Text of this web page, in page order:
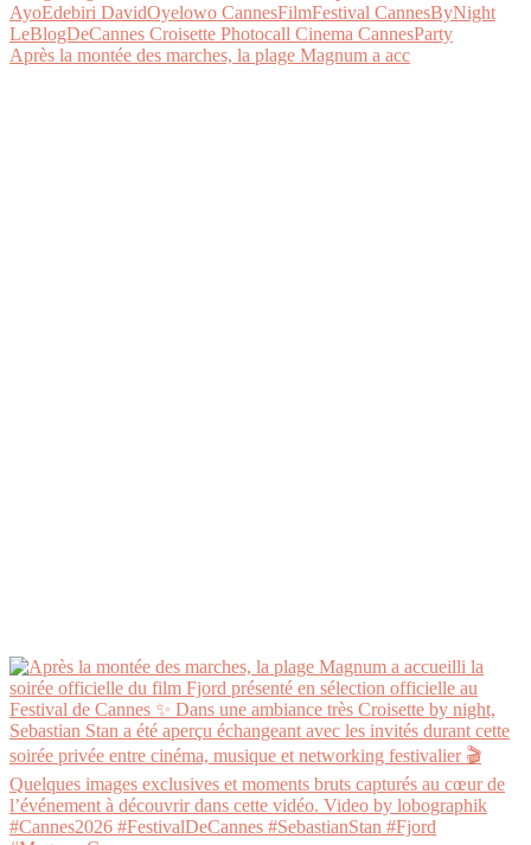
Après la montée des marches, la plage Magnum a acc